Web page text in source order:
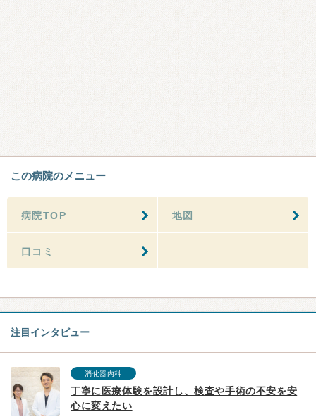
この病院のメニュー
病院TOP 地図
口コミ
注目インタビュー
消化器内科
丁寧に医療体験を設計し、検査や手術の不安を安
心に変えたい